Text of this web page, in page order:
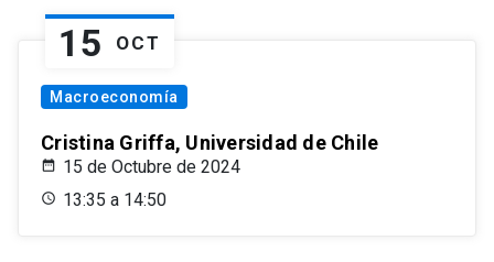
15 OCT
Macroeconomía
Cristina Griffa, Universidad de Chile
15 de Octubre de 2024
13:35 a 14:50